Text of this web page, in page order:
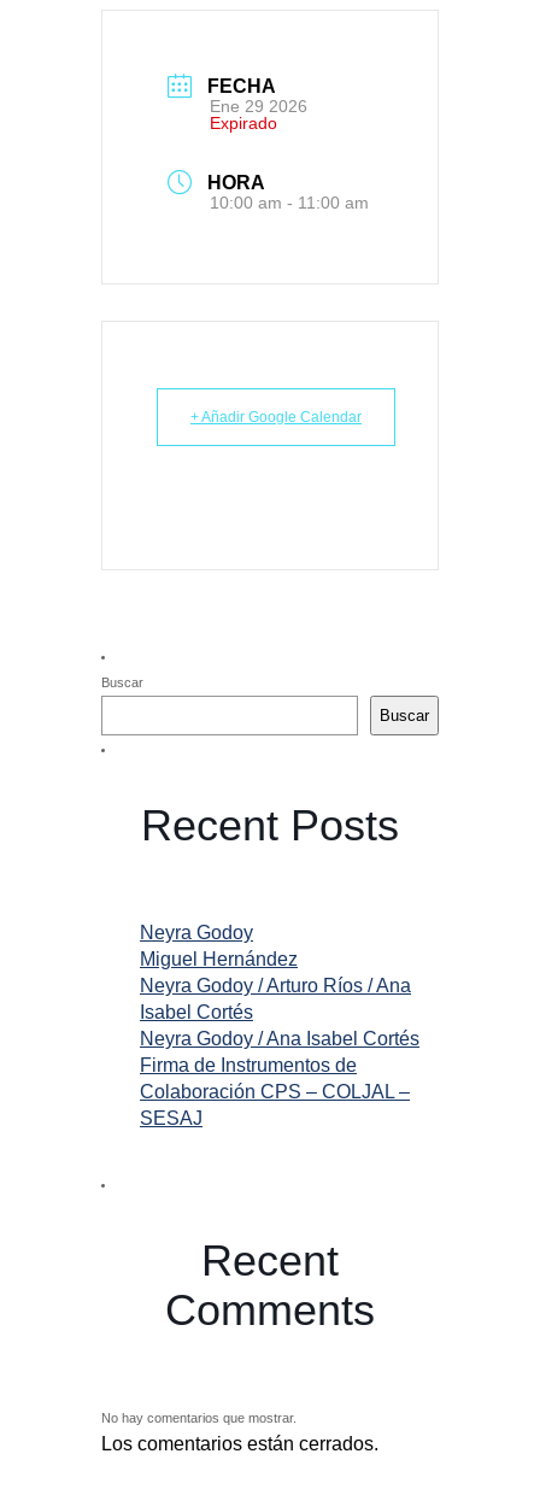
FECHA
Ene 29 2026
Expirado
HORA
10:00 am - 11:00 am
+ Añadir Google Calendar
Buscar
Buscar
Recent Posts
Neyra Godoy
Miguel Hernández
Neyra Godoy / Arturo Ríos / Ana
Isabel Cortés
Neyra Godoy / Ana Isabel Cortés
Firma de Instrumentos de
Colaboración CPS – COLJAL –
SESAJ
Recent
Comments
No hay comentarios que mostrar.
Los comentarios están cerrados.